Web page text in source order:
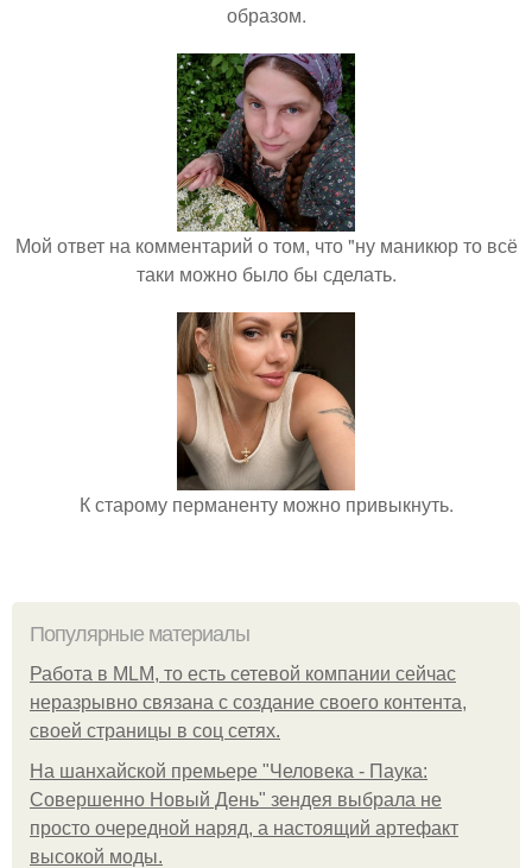
образом.
Мой ответ на комментарий о том, что "ну маникюр то всё
таки можно было бы сделать.
К старому перманенту можно привыкнуть.
Популярные материалы
Работа в MLM, то есть сетевой компании сейчас
неразрывно связана с создание своего контента,
своей страницы в соц сетях.
На шанхайской премьере "Человека - Паука:
Совершенно Новый День" зендея выбрала не
просто очередной наряд, а настоящий артефакт
высокой моды.